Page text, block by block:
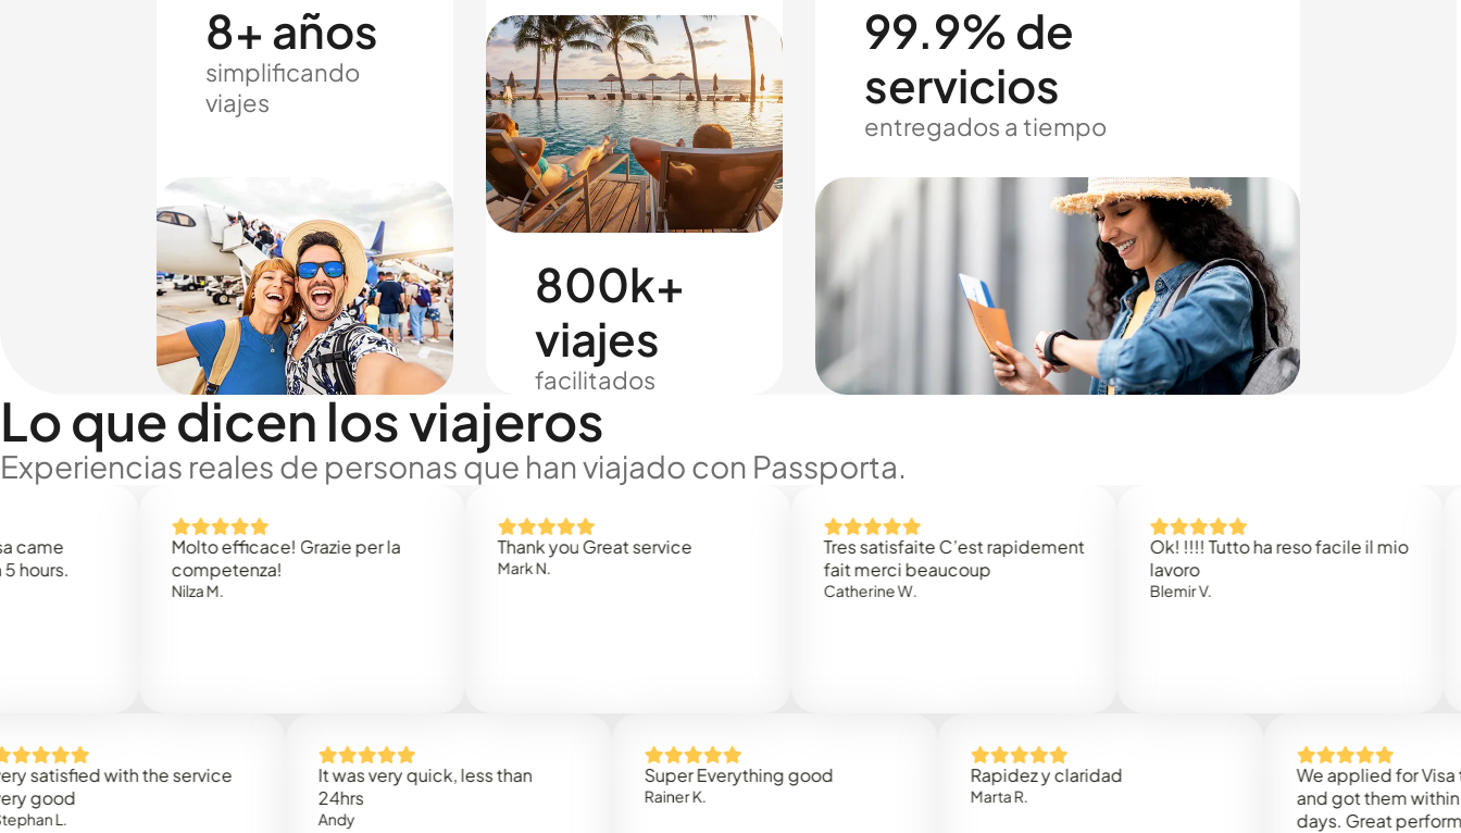
8+ años
simplificando
viajes
800k+
viajes
facilitados
99.9% de
servicios
entregados a tiempo
Lo que dicen los viajeros
Experiencias reales de personas que han viajado con Passporta.
Molto efficace! Grazie per la
competenza!
Thank you Great service
Tres satisfaite C’est rapidement
fait merci beaucoup
Catherine W.
Ok! !!!! Tutto ha reso facile il mio
with the service
It was very quick, less than
Super Everything good Rapidez y claridad
We applied for Visa to
and got them within 3
days. Great performance!